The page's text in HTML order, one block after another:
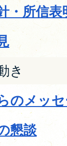
・所信表
き
のメッ
懇談